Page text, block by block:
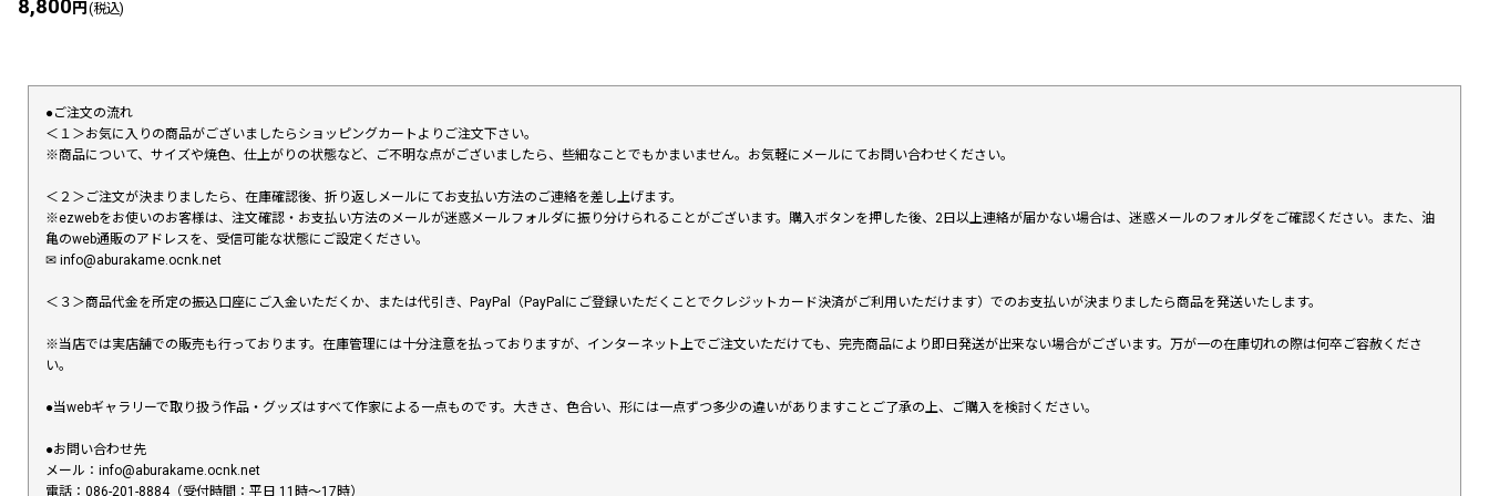
8,800円 (税込)
●ご注文の流れ
＜１＞お気に入りの商品がございましたらショッピングカートよりご注文下さい。
※商品について、サイズや焼色、仕上がりの状態など、ご不明な点がございましたら、些細なことでもかまいません。お気軽にメールにてお問い合わせください。
＜２＞ご注文が決まりましたら、在庫確認後、折り返しメールにてお支払い方法のご連絡を差し上げます。
※ezwebをお使いのお客様は、注文確認・お支払い方法のメールが迷惑メールフォルダに振り分けられることがございます。購入ボタンを押した後、2日以上連絡が届かない場合は、迷惑メールのフォルダをご確認ください。また、油
亀のweb通販のアドレスを、受信可能な状態にご設定ください。
✉︎ info@aburakame.ocnk.net
＜３＞商品代金を所定の振込口座にご入金いただくか、または代引き、PayPal（PayPalにご登録いただくことでクレジットカード決済がご利用いただけます）でのお支払いが決まりましたら商品を発送いたします。
※当店では実店舗での販売も行っております。在庫管理には十分注意を払っておりますが、インターネット上でご注文いただけても、完売商品により即日発送が出来ない場合がございます。万が一の在庫切れの際は何卒ご容赦くださ
い。
●当webギャラリーで取り扱う作品・グッズはすべて作家による一点ものです。大きさ、色合い、形には一点ずつ多少の違いがありますことご了承の上、ご購入を検討ください。
●お問い合わせ先
メール：info@aburakame.ocnk.net
電話：086-201-8884（受付時間：平日 11時〜17時）